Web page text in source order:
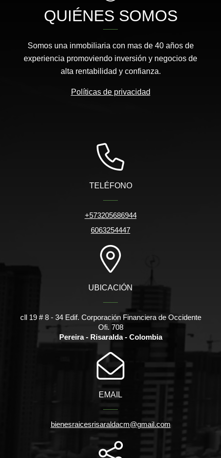
QUIÉNES SOMOS
Somos una inmobiliaria con mas de 40 años de
experiencia promoviendo inversión y negocios de
alta rentabilidad y confianza.
Políticas de privacidad
TELÉFONO
+573205686944
6063254447
UBICACIÓN
cll 19 # 8 - 34 Edif. Corporación Financiera de Occidente
Ofi. 708
Pereira - Risaralda - Colombia
EMAIL
bienesraicesrisaraldacm@gmail.com